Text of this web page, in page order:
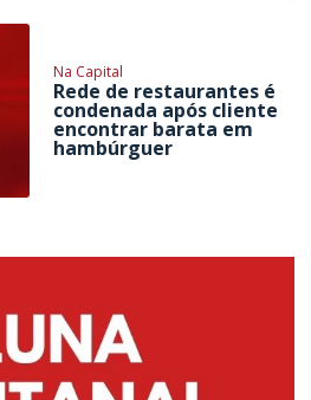
Na Capital
Rede de restaurantes é
condenada após cliente
encontrar barata em
hambúrguer